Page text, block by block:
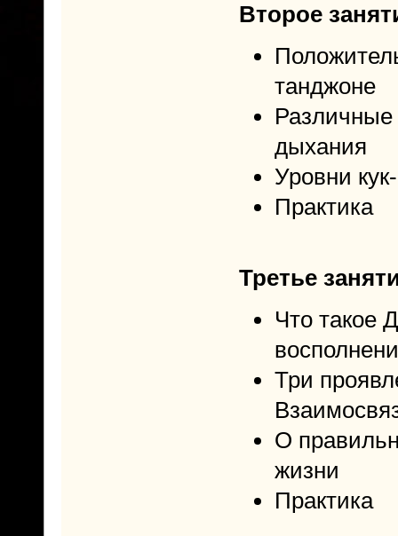
Второе
танджоне
Различные
дыхания
Уровни
Практика
Третье
Что такое
Три
О
жизни
Практика